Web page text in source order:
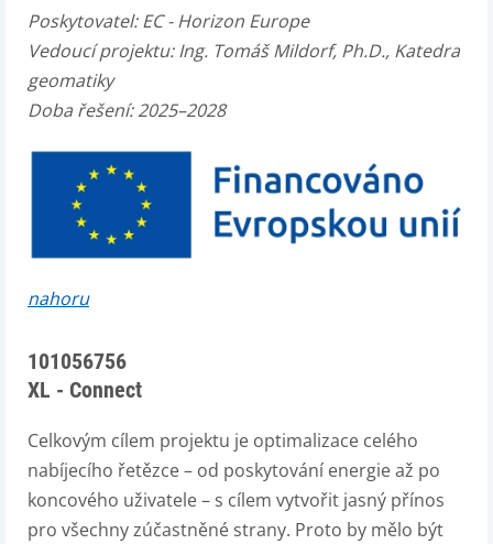
Poskytovatel:EC - Horizon Europe
Vedoucí projektu:Ing. Tomáš Mildorf, Ph.D., Katedra
geomatiky
Doba řešení: 2025–2028
nahoru
101056756
XL - Connect
Celkovým cílem projektu je optimalizace celého
nabíjecího řetězce – od poskytování energie až po
koncového uživatele – s cílem vytvořit jasný přínos
pro všechny zúčastněné strany. Proto by mělo být